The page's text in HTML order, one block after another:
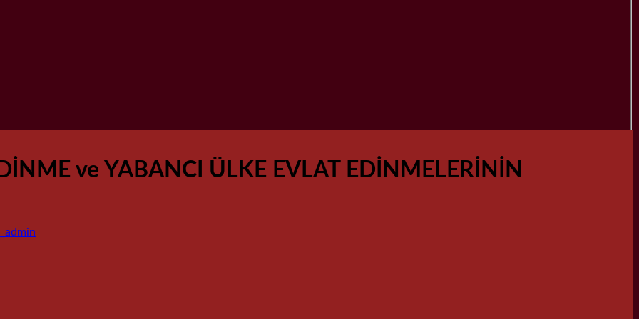
ve YABANCI ÜLKE EVLAT EDİNMELERİNİN